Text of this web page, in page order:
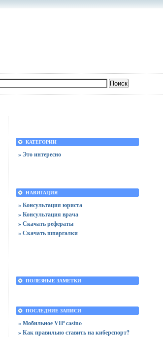
КАТЕГОРИИ
» Это интересно
НАВИГАЦИЯ
» Консультация юриста
» Консультация врача
» Скачать рефераты
» Скачать шпаргалки
ПОЛЕЗНЫЕ ЗАМЕТКИ
ПОСЛЕДНИЕ ЗАПИСИ
» Мобильное VIP casino
» Как правильно ставить на киберспорт?